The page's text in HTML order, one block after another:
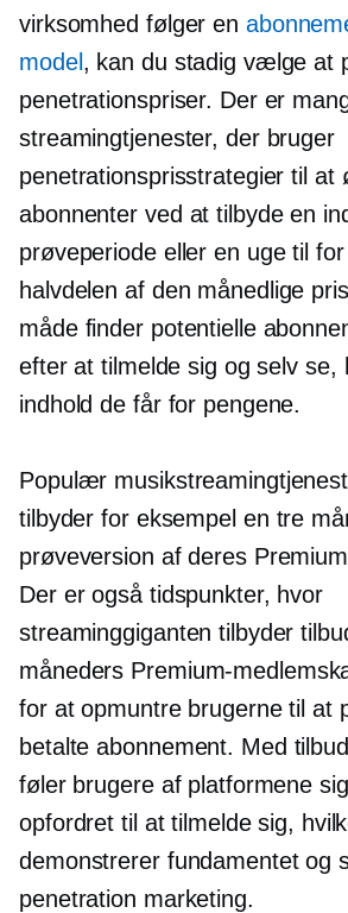
virksomhed følger en
model , kan du stadig vælge at
penetrationspriser. Der er
streamingtjenester, der bruger
penetrationsprisstrategier til at
abonnenter ved at tilbyde en
prøveperiode eller en uge til for
halvdelen af ​​den månedlige
måde finder potentielle
efter at tilmelde sig og selv se,
indhold de får for pengene.
Populær
tilbyder for eksempel en tre
prøveversion af deres
Der er også tidspunkter, hvor
streaminggiganten tilbyder
måneders Premium-
for at opmuntre brugerne til at
betalte abonnement. Med
føler brugere af platformene
opfordret til at tilmelde sig,
demonstrerer fundamentet og
penetration marketing.